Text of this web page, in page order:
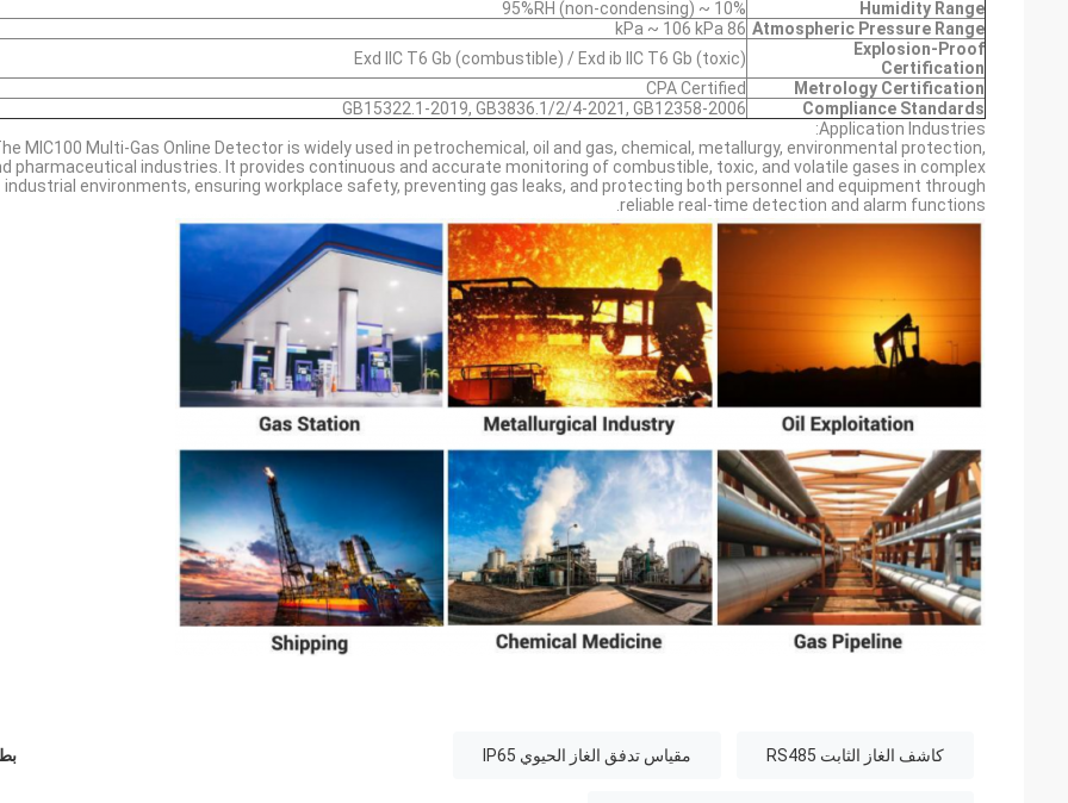
Humidity Range
10% ~ 95%RH (non-condensing)
Atmospheric Pressure Range
86 kPa ~ 106 kPa
Explosion-Proof
Certification
Exd IIC T6 Gb (combustible) / Exd ib IIC T6 Gb (toxic)
Metrology Certification
CPA Certified
Compliance Standards
GB15322.1-2019, GB3836.1/2/4-2021, GB12358-2006
Application Industries:
MIC100 Multi-Gas Online Detector is widely used in petrochemical, oil and gas, chemical, metallurgy, environmental protection,
pharmaceutical industries. It provides continuous and accurate monitoring of combustible, toxic, and volatile gases in complex
industrial environments, ensuring workplace safety, preventing gas leaks, and protecting both personnel and equipment through
reliable real-time detection and alarm functions.
كاشف الغاز الثابت RS485 مقياس تدفق الغاز الحيوي IP65